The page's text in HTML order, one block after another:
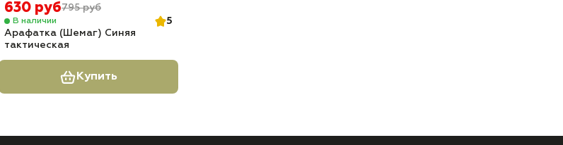
630 руб795 руб
В наличии
5
Арафатка (Шемаг) Синяя
тактическая
Купить